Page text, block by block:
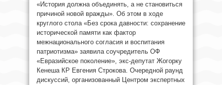
«История должна объединять, а не становиться
причиной новой вражды». Об этом в ходе
круглого стола «Без срока давности: сохранение
исторической памяти как фактор
межнационального согласия и воспитания
патриотизма» заявила соучредитель ОФ
«Евразийское поколение», экс-депутат Жогорку
Кенеша КР Евгения Строкова. Очередной раунд
дискуссий, организованный Центром экспертных